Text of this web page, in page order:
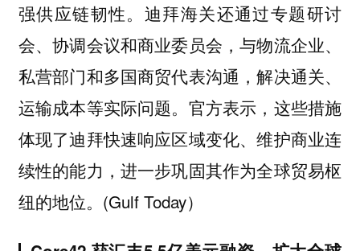
强供应链韧性。迪拜海关还通过专题研讨
会、协调会议和商业委员会，与物流企业、
私营部门和多国商贸代表沟通，解决通关、
运输成本等实际问题。官方表示，这些措施
体现了迪拜快速响应区域变化、维护商业连
续性的能力，进一步巩固其作为全球贸易枢
纽的地位。(Gulf Today）